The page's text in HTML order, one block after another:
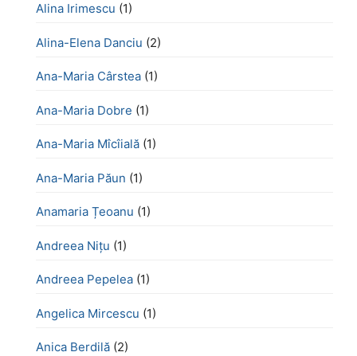
Alina Irimescu (1)
Alina-Elena Danciu (2)
Ana-Maria Cârstea (1)
Ana-Maria Dobre (1)
Ana-Maria Mîcîială (1)
Ana-Maria Păun (1)
Anamaria Țeoanu (1)
Andreea Nițu (1)
Andreea Pepelea (1)
Angelica Mircescu (1)
Anica Berdilă (2)